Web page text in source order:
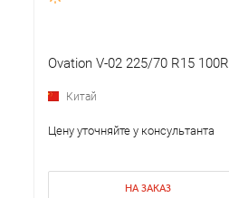
Ovation V-02 225/70 R15 100R
Китай
Цену уточняйте у консультанта
НА ЗАКАЗ